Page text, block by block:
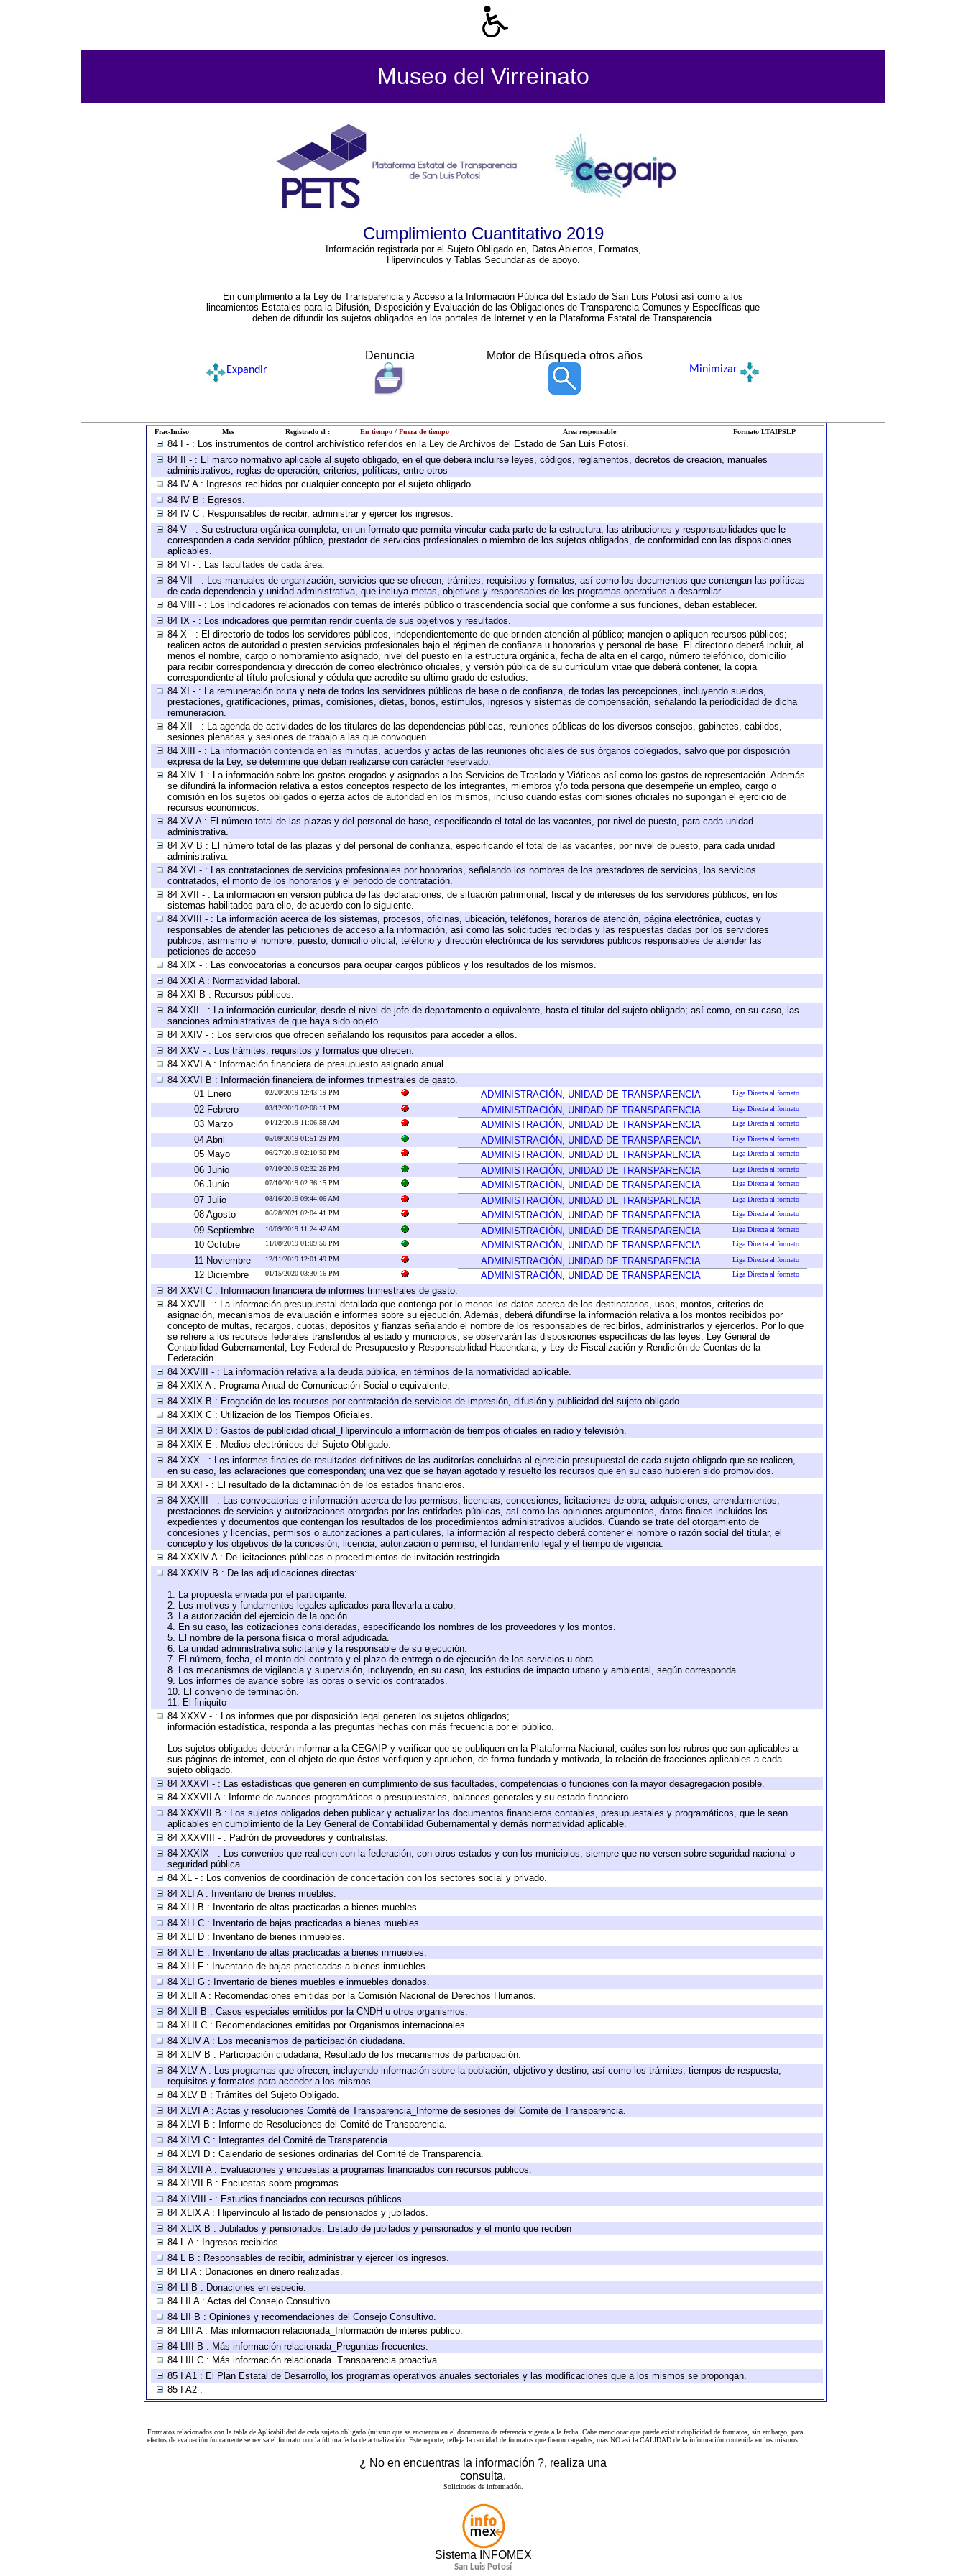
Museo del Virreinato
Cumplimiento Cuantitativo 2019
Información registrada por el Sujeto Obligado en, Datos Abiertos, Formatos,
Hipervínculos y Tablas Secundarias de apoyo.
En cumplimiento a la Ley de Transparencia y Acceso a la Información Pública del Estado de San Luis Potosí así como a los
lineamientos Estatales para la Difusión, Disposición y Evaluación de las Obligaciones de Transparencia Comunes y Específicas que
deben de difundir los sujetos obligados en los portales de Internet y en la Plataforma Estatal de Transparencia.
Denuncia Motor de Búsqueda otros años
Expandir Minimizar
Frac-Inciso Mes Registrado el : En tiempo / Fuera de tiempo Area responsable Formato LTAIPSLP
84 I - : Los instrumentos de control archivístico referidos en la Ley de Archivos del Estado de San Luis Potosí.
84 II - : El marco normativo aplicable al sujeto obligado, en el que deberá incluirse leyes, códigos, reglamentos, decretos de creación, manuales
administrativos, reglas de operación, criterios, políticas, entre otros
84 IV A : Ingresos recibidos por cualquier concepto por el sujeto obligado.
84 IV B : Egresos.
84 IV C : Responsables de recibir, administrar y ejercer los ingresos.
84 V - : Su estructura orgánica completa, en un formato que permita vincular cada parte de la estructura, las atribuciones y responsabilidades que le
corresponden a cada servidor público, prestador de servicios profesionales o miembro de los sujetos obligados, de conformidad con las disposiciones
aplicables.
84 VI - : Las facultades de cada área.
84 VII - : Los manuales de organización, servicios que se ofrecen, trámites, requisitos y formatos, así como los documentos que contengan las políticas
de cada dependencia y unidad administrativa, que incluya metas, objetivos y responsables de los programas operativos a desarrollar.
84 VIII - : Los indicadores relacionados con temas de interés público o trascendencia social que conforme a sus funciones, deban establecer.
84 IX - : Los indicadores que permitan rendir cuenta de sus objetivos y resultados.
84 X - : El directorio de todos los servidores públicos, independientemente de que brinden atención al público; manejen o apliquen recursos públicos;
realicen actos de autoridad o presten servicios profesionales bajo el régimen de confianza u honorarios y personal de base. El directorio deberá incluir, al
menos el nombre, cargo o nombramiento asignado, nivel del puesto en la estructura orgánica, fecha de alta en el cargo, número telefónico, domicilio
para recibir correspondencia y dirección de correo electrónico oficiales, y versión pública de su currículum vitae que deberá contener, la copia
correspondiente al título profesional y cédula que acredite su ultimo grado de estudios.
84 XI - : La remuneración bruta y neta de todos los servidores públicos de base o de confianza, de todas las percepciones, incluyendo sueldos,
prestaciones, gratificaciones, primas, comisiones, dietas, bonos, estímulos, ingresos y sistemas de compensación, señalando la periodicidad de dicha
remuneración.
84 XII - : La agenda de actividades de los titulares de las dependencias públicas, reuniones públicas de los diversos consejos, gabinetes, cabildos,
sesiones plenarias y sesiones de trabajo a las que convoquen.
84 XIII - : La información contenida en las minutas, acuerdos y actas de las reuniones oficiales de sus órganos colegiados, salvo que por disposición
expresa de la Ley, se determine que deban realizarse con carácter reservado.
84 XIV 1 : La información sobre los gastos erogados y asignados a los Servicios de Traslado y Viáticos así como los gastos de representación. Además
se difundirá la información relativa a estos conceptos respecto de los integrantes, miembros y/o toda persona que desempeñe un empleo, cargo o
comisión en los sujetos obligados o ejerza actos de autoridad en los mismos, incluso cuando estas comisiones oficiales no supongan el ejercicio de
recursos económicos.
84 XV A : El número total de las plazas y del personal de base, especificando el total de las vacantes, por nivel de puesto, para cada unidad
administrativa.
84 XV B : El número total de las plazas y del personal de confianza, especificando el total de las vacantes, por nivel de puesto, para cada unidad
administrativa.
84 XVI - : Las contrataciones de servicios profesionales por honorarios, señalando los nombres de los prestadores de servicios, los servicios
contratados, el monto de los honorarios y el periodo de contratación.
84 XVII - : La información en versión pública de las declaraciones, de situación patrimonial, fiscal y de intereses de los servidores públicos, en los
sistemas habilitados para ello, de acuerdo con lo siguiente.
84 XVIII - : La información acerca de los sistemas, procesos, oficinas, ubicación, teléfonos, horarios de atención, página electrónica, cuotas y
responsables de atender las peticiones de acceso a la información, así como las solicitudes recibidas y las respuestas dadas por los servidores
públicos; asimismo el nombre, puesto, domicilio oficial, teléfono y dirección electrónica de los servidores públicos responsables de atender las
peticiones de acceso
84 XIX - : Las convocatorias a concursos para ocupar cargos públicos y los resultados de los mismos.
84 XXI A : Normatividad laboral.
84 XXI B : Recursos públicos.
84 XXII - : La información curricular, desde el nivel de jefe de departamento o equivalente, hasta el titular del sujeto obligado; así como, en su caso, las
sanciones administrativas de que haya sido objeto.
84 XXIV - : Los servicios que ofrecen señalando los requisitos para acceder a ellos.
84 XXV - : Los trámites, requisitos y formatos que ofrecen.
84 XXVI A : Información financiera de presupuesto asignado anual.
84 XXVI B : Información financiera de informes trimestrales de gasto.
01 Enero
02/20/2019 12:43:19 PM ADMINISTRACIÓN, UNIDAD DE TRANSPARENCIA Liga Directa al formato
02 Febrero 03/12/2019 02:08:11 PM ADMINISTRACIÓN, UNIDAD DE TRANSPARENCIA Liga Directa al formato
03 Marzo 04/12/2019 11:06:58 AM ADMINISTRACIÓN, UNIDAD DE TRANSPARENCIA Liga Directa al formato
04 Abril 05/09/2019 01:51:29 PM ADMINISTRACIÓN, UNIDAD DE TRANSPARENCIA Liga Directa al formato
05 Mayo 06/27/2019 02:10:50 PM ADMINISTRACIÓN, UNIDAD DE TRANSPARENCIA Liga Directa al formato
06 Junio 07/10/2019 02:32:26 PM ADMINISTRACIÓN, UNIDAD DE TRANSPARENCIA Liga Directa al formato
06 Junio 07/10/2019 02:36:15 PM ADMINISTRACIÓN, UNIDAD DE TRANSPARENCIA Liga Directa al formato
07 Julio 08/16/2019 09:44:06 AM ADMINISTRACIÓN, UNIDAD DE TRANSPARENCIA Liga Directa al formato
08 Agosto 06/28/2021 02:04:41 PM ADMINISTRACIÓN, UNIDAD DE TRANSPARENCIA Liga Directa al formato
09 Septiembre 10/09/2019 11:24:42 AM ADMINISTRACIÓN, UNIDAD DE TRANSPARENCIA Liga Directa al formato
10 Octubre 11/08/2019 01:09:56 PM ADMINISTRACIÓN, UNIDAD DE TRANSPARENCIA Liga Directa al formato
11 Noviembre 12/11/2019 12:01:49 PM ADMINISTRACIÓN, UNIDAD DE TRANSPARENCIA Liga Directa al formato
12 Diciembre 01/15/2020 03:30:16 PM ADMINISTRACIÓN, UNIDAD DE TRANSPARENCIA Liga Directa al formato
84 XXVI C : Información financiera de informes trimestrales de gasto.
84 XXVII - : La información presupuestal detallada que contenga por lo menos los datos acerca de los destinatarios, usos, montos, criterios de
asignación, mecanismos de evaluación e informes sobre su ejecución. Además, deberá difundirse la información relativa a los montos recibidos por
concepto de multas, recargos, cuotas, depósitos y fianzas señalando el nombre de los responsables de recibirlos, administrarlos y ejercerlos. Por lo que
se refiere a los recursos federales transferidos al estado y municipios, se observarán las disposiciones específicas de las leyes: Ley General de
Contabilidad Gubernamental, Ley Federal de Presupuesto y Responsabilidad Hacendaria, y Ley de Fiscalización y Rendición de Cuentas de la
Federación.
84 XXVIII - : La información relativa a la deuda pública, en términos de la normatividad aplicable.
84 XXIX A : Programa Anual de Comunicación Social o equivalente.
84 XXIX B : Erogación de los recursos por contratación de servicios de impresión, difusión y publicidad del sujeto obligado.
84 XXIX C : Utilización de los Tiempos Oficiales.
84 XXIX D : Gastos de publicidad oficial_Hipervínculo a información de tiempos oficiales en radio y televisión.
84 XXIX E : Medios electrónicos del Sujeto Obligado.
84 XXX - : Los informes finales de resultados definitivos de las auditorías concluidas al ejercicio presupuestal de cada sujeto obligado que se realicen,
en su caso, las aclaraciones que correspondan; una vez que se hayan agotado y resuelto los recursos que en su caso hubieren sido promovidos.
84 XXXI - : El resultado de la dictaminación de los estados financieros.
84 XXXIII - : Las convocatorias e información acerca de los permisos, licencias, concesiones, licitaciones de obra, adquisiciones, arrendamientos,
prestaciones de servicios y autorizaciones otorgadas por las entidades públicas, así como las opiniones argumentos, datos finales incluidos los
expedientes y documentos que contengan los resultados de los procedimientos administrativos aludidos. Cuando se trate del otorgamiento de
concesiones y licencias, permisos o autorizaciones a particulares, la información al respecto deberá contener el nombre o razón social del titular, el
concepto y los objetivos de la concesión, licencia, autorización o permiso, el fundamento legal y el tiempo de vigencia.
84 XXXIV A : De licitaciones públicas o procedimientos de invitación restringida.
84 XXXIV B : De las adjudicaciones directas:
1. La propuesta enviada por el participante.
2. Los motivos y fundamentos legales aplicados para llevarla a cabo.
3. La autorización del ejercicio de la opción.
4. En su caso, las cotizaciones consideradas, especificando los nombres de los proveedores y los montos.
5. El nombre de la persona física o moral adjudicada.
6. La unidad administrativa solicitante y la responsable de su ejecución.
7. El número, fecha, el monto del contrato y el plazo de entrega o de ejecución de los servicios u obra.
8. Los mecanismos de vigilancia y supervisión, incluyendo, en su caso, los estudios de impacto urbano y ambiental, según corresponda.
9. Los informes de avance sobre las obras o servicios contratados.
10. El convenio de terminación.
11. El finiquito
84 XXXV - : Los informes que por disposición legal generen los sujetos obligados;
información estadística, responda a las preguntas hechas con más frecuencia por el público.
Los sujetos obligados deberán informar a la CEGAIP y verificar que se publiquen en la Plataforma Nacional, cuáles son los rubros que son aplicables a
sus páginas de internet, con el objeto de que éstos verifiquen y aprueben, de forma fundada y motivada, la relación de fracciones aplicables a cada
sujeto obligado.
84 XXXVI - : Las estadísticas que generen en cumplimiento de sus facultades, competencias o funciones con la mayor desagregación posible.
84 XXXVII A : Informe de avances programáticos o presupuestales, balances generales y su estado financiero.
84 XXXVII B : Los sujetos obligados deben publicar y actualizar los documentos financieros contables, presupuestales y programáticos, que le sean
aplicables en cumplimiento de la Ley General de Contabilidad Gubernamental y demás normatividad aplicable.
84 XXXVIII - : Padrón de proveedores y contratistas.
84 XXXIX - : Los convenios que realicen con la federación, con otros estados y con los municipios, siempre que no versen sobre seguridad nacional o
seguridad pública.
84 XL - : Los convenios de coordinación de concertación con los sectores social y privado.
84 XLI A : Inventario de bienes muebles.
84 XLI B : Inventario de altas practicadas a bienes muebles.
84 XLI C : Inventario de bajas practicadas a bienes muebles.
84 XLI D : Inventario de bienes inmuebles.
84 XLI E : Inventario de altas practicadas a bienes inmuebles.
84 XLI F : Inventario de bajas practicadas a bienes inmuebles.
84 XLI G : Inventario de bienes muebles e inmuebles donados.
84 XLII A : Recomendaciones emitidas por la Comisión Nacional de Derechos Humanos.
84 XLII B : Casos especiales emitidos por la CNDH u otros organismos.
84 XLII C : Recomendaciones emitidas por Organismos internacionales.
84 XLIV A : Los mecanismos de participación ciudadana.
84 XLIV B : Participación ciudadana, Resultado de los mecanismos de participación.
84 XLV A : Los programas que ofrecen, incluyendo información sobre la población, objetivo y destino, así como los trámites, tiempos de respuesta,
requisitos y formatos para acceder a los mismos.
84 XLV B : Trámites del Sujeto Obligado.
84 XLVI A : Actas y resoluciones Comité de Transparencia_Informe de sesiones del Comité de Transparencia.
84 XLVI B : Informe de Resoluciones del Comité de Transparencia.
84 XLVI C : Integrantes del Comité de Transparencia.
84 XLVI D : Calendario de sesiones ordinarias del Comité de Transparencia.
84 XLVII A : Evaluaciones y encuestas a programas financiados con recursos públicos.
84 XLVII B : Encuestas sobre programas.
84 XLVIII - : Estudios financiados con recursos públicos.
84 XLIX A : Hipervínculo al listado de pensionados y jubilados.
84 XLIX B : Jubilados y pensionados. Listado de jubilados y pensionados y el monto que reciben
84 L A : Ingresos recibidos.
84 L B : Responsables de recibir, administrar y ejercer los ingresos.
84 LI A : Donaciones en dinero realizadas.
84 LI B : Donaciones en especie.
84 LII A : Actas del Consejo Consultivo.
84 LII B : Opiniones y recomendaciones del Consejo Consultivo.
84 LIII A : Más información relacionada_Información de interés público.
84 LIII B : Más información relacionada_Preguntas frecuentes.
84 LIII C : Más información relacionada. Transparencia proactiva.
85 I A1 : El Plan Estatal de Desarrollo, los programas operativos anuales sectoriales y las modificaciones que a los mismos se propongan.
85 I A2 :
Formatos relacionados con la tabla de Aplicabilidad de cada sujeto obligado (mismo que se encuentra en el documento de referenciavigente a la fecha. Cabe mencionar que puede existir duplicidad de formatos, sin embargo, para
efectos de evaluación únicamente se revisa el formato con la última fecha de actualización. Este reporte, refleja la cantidad de formatos que fueron cargados, más NO así la CALIDAD de la información contenida en los mismos.
¿ No en encuentras la información ?, realiza una
consulta.
Solicitudes de información.
Sistema INFOMEX
San Luis Potosí